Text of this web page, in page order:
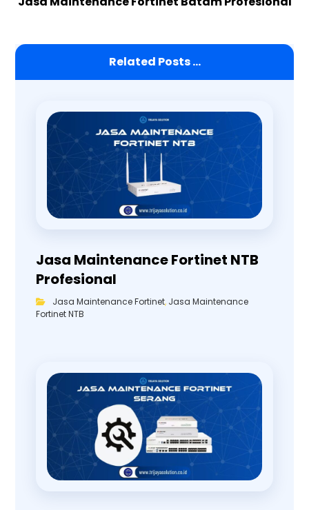
Related Posts ...
Jasa Maintenance Fortinet NTB
Profesional
Jasa Maintenance Fortinet, Jasa Maintenance
Fortinet NTB